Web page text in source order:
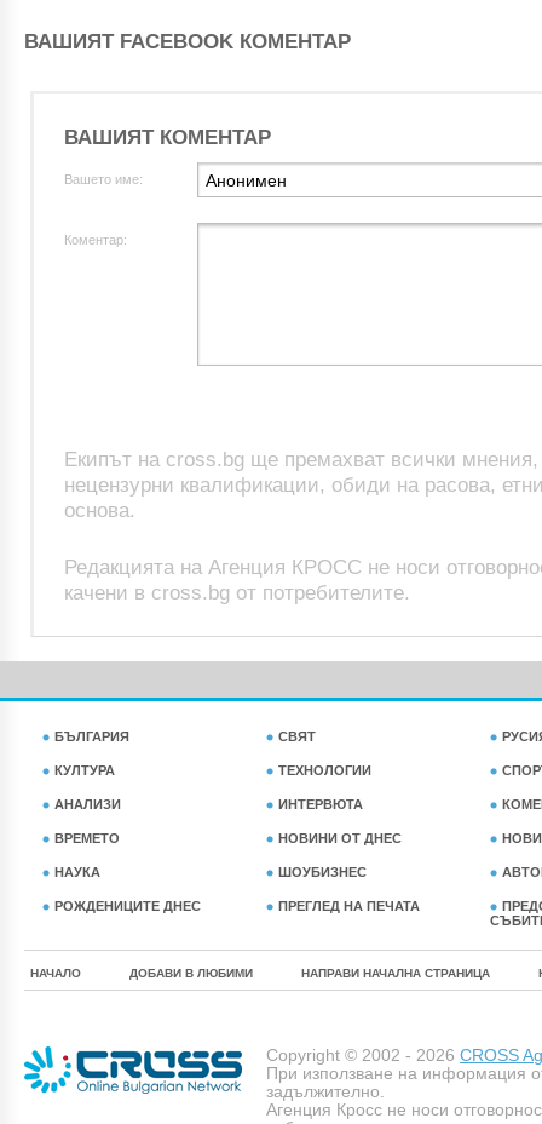
ВАШИЯТ FACEBOOK КОМЕНТАР
ВАШИЯТ КОМЕНТАР
Вашето име:
Коментар:
Екипът на cross.bg ще премахват всички
нецензурни квалификации, обиди на расова,
основа.
Редакцията на Агенция КРОСС не носи
качени в cross.bg от потребителите.
БЪЛГАРИЯ СВЯТ
КУЛТУРА ТЕХНОЛОГИИ
АНАЛИЗИ ИНТЕРВЮТА
ВРЕМЕТО НОВИНИ ОТ ДНЕС
НАУКА ШОУБИЗНЕС
РОЖДЕНИЦИТЕ ДНЕС ПРЕГЛЕД НА ПЕЧАТА
НАЧАЛО ДОБАВИ В ЛЮБИМИ НАПРАВИ НАЧАЛНА СТРАНИЦА
Copyright © 2002 - 2026 CROSS
При използване на информация
задължително.
Агенция Кросс не носи